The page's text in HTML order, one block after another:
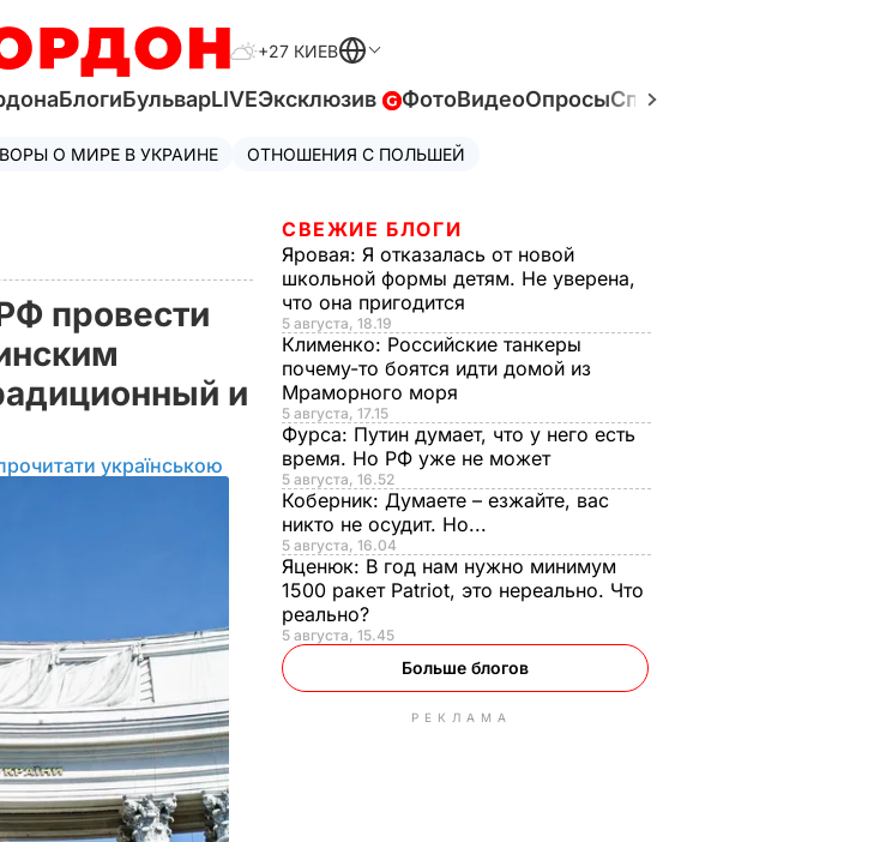
+27 КИЕВ
БлогиБульварLIVEЭксклюзив ФотоВидеоОпросыСпецпроекты
О МИРЕ В УКРАИНЕ ОТНОШЕНИЯ С ПОЛЬШЕЙ
провести
и
українською
СВЕЖИЕ БЛОГИ
Яровая: Я отказалась от новой
школьной формы детям. Не уверена,
что она пригодится
5 августа, 18.19
Клименко: Российские танкеры
почему-то боятся идти домой из
Мраморного моря
5 августа, 17.15
Фурса: Путин думает, что у него есть
время. Но РФ уже не может
5 августа, 16.52
Коберник: Думаете – езжайте, вас
никто не осудит. Но...
5 августа, 16.04
Яценюк: В год нам нужно минимум
1500 ракет Patriot, это нереально. Что
реально?
5 августа, 15.45
Больше блогов
РЕКЛАМА